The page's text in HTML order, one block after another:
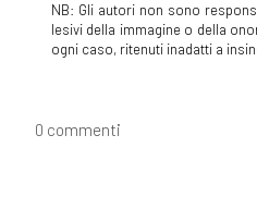
[27]DAD –
[20]Il viaggio che
NB: Gli autori non sono
lesivi della immagine o della
ogni caso, ritenuti inadatti a
0 commenti